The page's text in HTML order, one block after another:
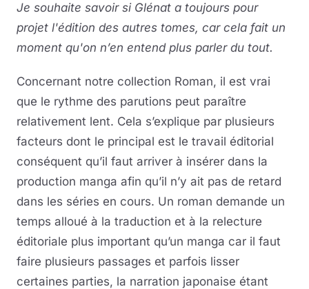
Je souhaite savoir si Glénat a toujours pour
projet l'édition des autres tomes, car cela fait un
moment qu'on n’en entend plus parler du tout.
Concernant notre collection Roman, il est vrai
que le rythme des parutions peut paraître
relativement lent. Cela s’explique par plusieurs
facteurs dont le principal est le travail éditorial
conséquent qu’il faut arriver à insérer dans la
production manga afin qu’il n’y ait pas de retard
dans les séries en cours. Un roman demande un
temps alloué à la traduction et à la relecture
éditoriale plus important qu’un manga car il faut
faire plusieurs passages et parfois lisser
certaines parties, la narration japonaise étant